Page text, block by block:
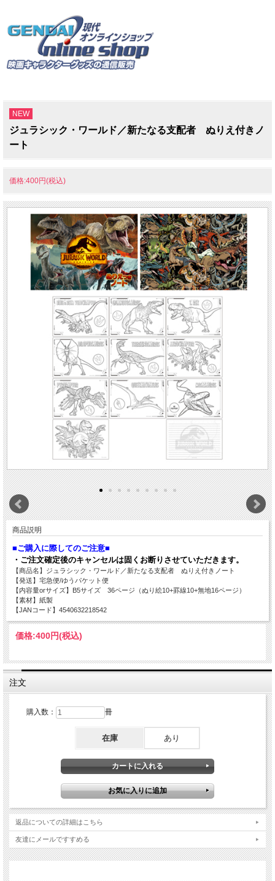
NEW
ジュラシック・ワールド／新たなる支配者 ぬりえ付きノ
ート
価格:400円(税込)
商品説明
■ご購入に際してのご注意■
・ご注文確定後のキャンセルは固くお断りさせていただきます。
【商品名】ジュラシック・ワールド／新たなる支配者 ぬりえ付きノート
【発送】宅急便/ゆうパケット便
【内容量orサイズ】B5サイズ 36ページ（ぬり絵10+罫線10+無地16ページ）
【素材】紙製
【JANコード】4540632218542
価格:400円(税込)
注文
購入数： 冊
在庫 あり
返品についての詳細はこちら
友達にメールですすめる